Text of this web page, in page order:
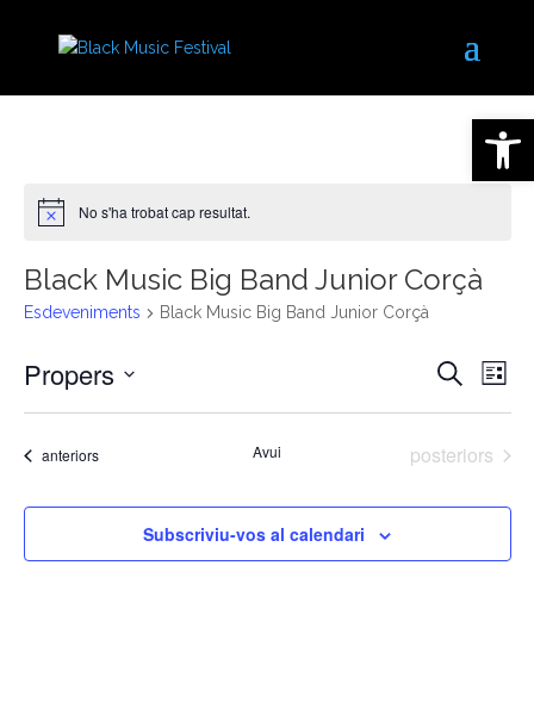
Notice No s'ha trobat cap resultat.
Black Music Big Band Junior Corçà
Esdeveniments Black Music Big Band Junior Corçà
cerca
Cerca
de
Llista
Propers
data.Esdeveniments
anteriors Avui posteriors
Subscriviu-vos al calendari
Obre